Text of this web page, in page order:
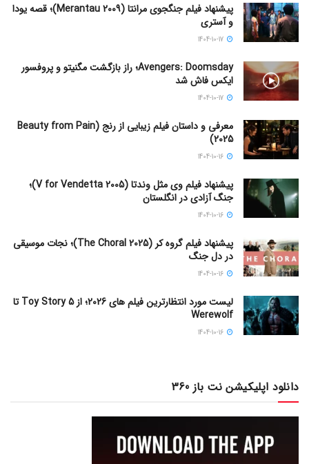
پیشنهاد فیلم جنگجوی مرانتا (Merantau 2009)؛ قصه یودا
و آستری
Avengers: Doomsday؛ راز بازگشت مگنیتو و پروفسور
ایکس فاش شد
معرفی و داستان فیلم زیبایی از رنج (Beauty from Pain
2025)
پیشنهاد فیلم وی مثل وندتا (V for Vendetta 2005)؛
جنگ آزادی در انگلستان
پیشنهاد فیلم گروه کر (The Choral 2025)؛ نجات موسیقی
در دل جنگ
لیست مورد انتظارترین فیلم های 2026؛ از Toy Story 5 تا
Werewolf
دانلود اپلیکیشن نت باز 360